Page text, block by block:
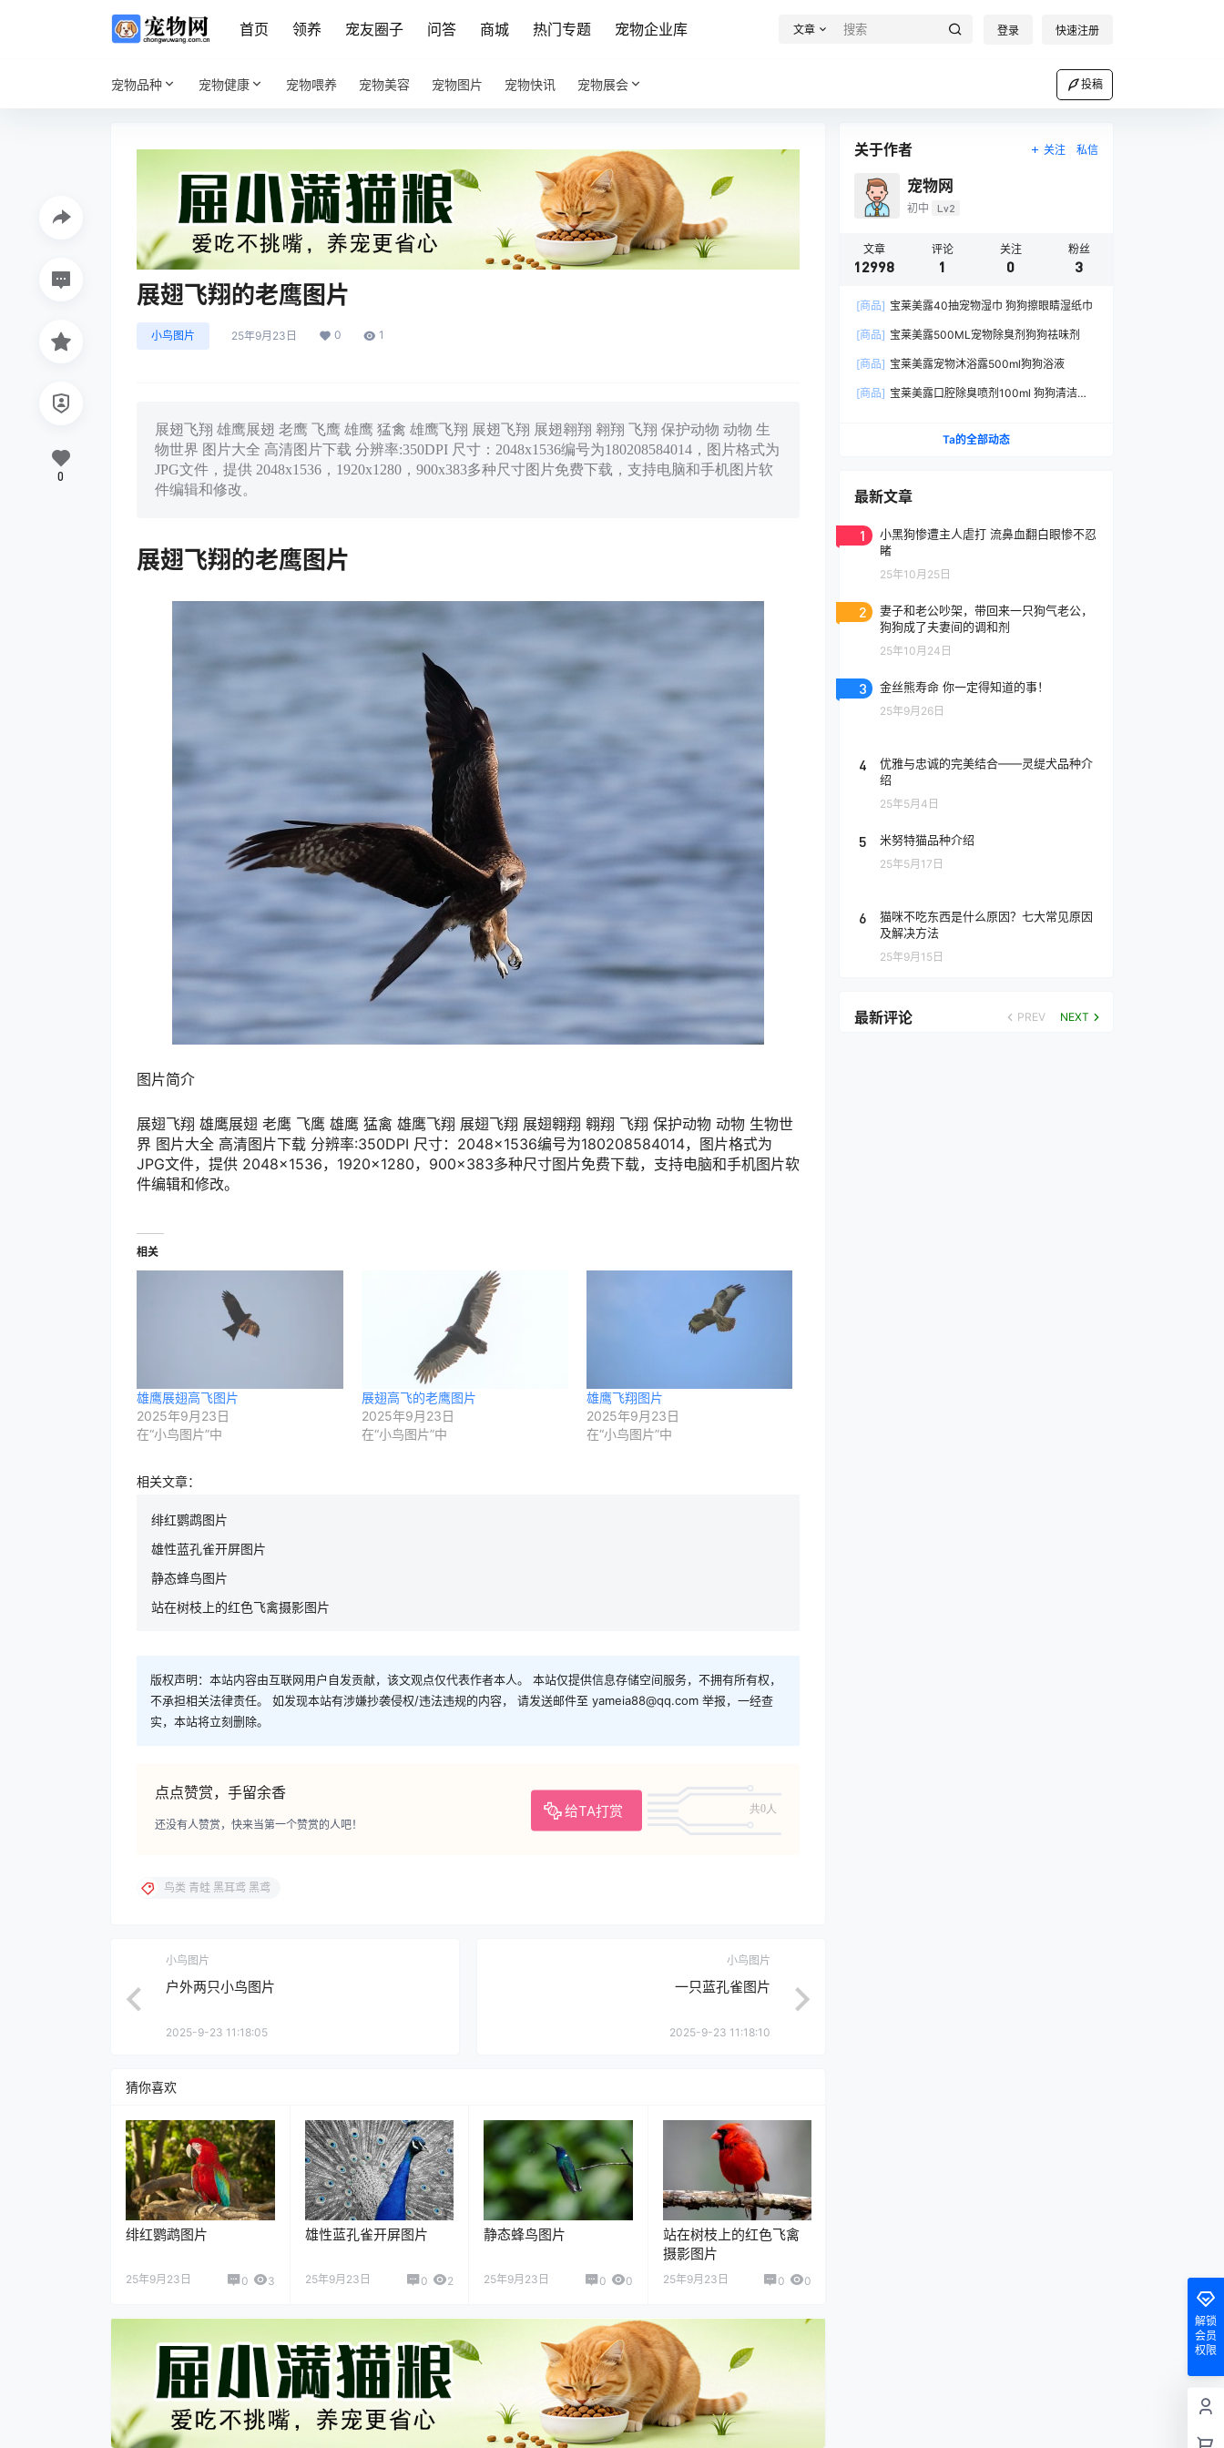
首页 领养 宠友圈子 问答 商城 热门专题 宠物企业库 文章 登录 快速注册
宠物品种 宠物健康 宠物喂养 宠物美容 宠物图片 宠物快讯 宠物展会 投稿
展翅飞翔的老鹰图片
小鸟图片 25年9月23日 0 1
展翅飞翔 雄鹰展翅 老鹰 飞鹰 雄鹰 猛禽 雄鹰飞翔 展翅飞翔 展翅翱翔 翱翔 飞翔 保护动物 动物 生
物世界 图片大全 高清图片下载 分辨率:350DPI 尺寸：2048x1536编号为180208584014，图片格式为
JPG文件，提供 2048x1536，1920x1280，900x383多种尺寸图片免费下载，支持电脑和手机图片软
件编辑和修改。
展翅飞翔的老鹰图片
图片简介
展翅飞翔 雄鹰展翅 老鹰 飞鹰 雄鹰 猛禽 雄鹰飞翔 展翅飞翔 展翅翱翔 翱翔 飞翔 保护动物 动物 生物世
界 图片大全 高清图片下载 分辨率:350DPI 尺寸：2048×1536编号为180208584014，图片格式为
JPG文件，提供 2048×1536，1920×1280，900×383多种尺寸图片免费下载，支持电脑和手机图片软
件编辑和修改。
相关
雄鹰展翅高飞图片
2025年9月23日
在“小鸟图片”中
展翅高飞的老鹰图片
2025年9月23日
在“小鸟图片”中
雄鹰飞翔图片
2025年9月23日
在“小鸟图片”中
相关文章：
绯红鹦鹉图片
雄性蓝孔雀开屏图片
静态蜂鸟图片
站在树枝上的红色飞禽摄影图片
版权声明：本站内容由互联网用户自发贡献，该文观点仅代表作者本人。 本站仅提供信息存储空间服务，不拥有所有权，
不承担相关法律责任。 如发现本站有涉嫌抄袭侵权/违法违规的内容， 请发送邮件至 yameia88@qq.com 举报，一经查
实，本站将立刻删除。
点点赞赏，手留余香
给TA打赏 共0人
还没有人赞赏，快来当第一个赞赏的人吧！
0
鸟类 青蛙 黑耳鸢 黑鸢
小鸟图片
户外两只小鸟图片
2025-9-23 11:18:05
小鸟图片
一只蓝孔雀图片
2025-9-23 11:18:10
猜你喜欢
绯红鹦鹉图片
25年9月23日 0 3
雄性蓝孔雀开屏图片
25年9月23日 0 2
静态蜂鸟图片
25年9月23日 0 0
站在树枝上的红色飞禽
摄影图片
25年9月23日 0 0
关于作者 关注 私信
宠物网
初中 Lv2
文章
12998
评论
1
关注
0
粉丝
3
[商品] 宝莱美露40抽宠物湿巾 狗狗擦眼睛湿纸巾
[商品] 宝莱美露500ML宠物除臭剂狗狗祛味剂
[商品] 宝莱美露宠物沐浴露500ml狗狗浴液
[商品] 宝莱美露口腔除臭喷剂100ml 狗狗清洁口
Ta的全部动态
最新文章
1
小黑狗惨遭主人虐打 流鼻血翻白眼惨不忍
睹
25年10月25日
2
妻子和老公吵架，带回来一只狗气老公，
狗狗成了夫妻间的调和剂
25年10月24日
3 金丝熊寿命 你一定得知道的事！
25年9月26日
4
优雅与忠诚的完美结合——灵缇犬品种介
绍
25年5月4日
5 米努特猫品种介绍
25年5月17日
6
猫咪不吃东西是什么原因？七大常见原因
及解决方法
25年9月15日
最新评论 PREV NEXT
解锁
会员
权限